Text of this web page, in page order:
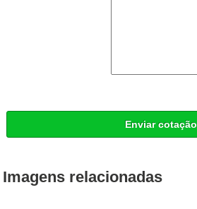
Enviar cotação
Imagens relacionadas